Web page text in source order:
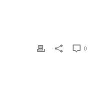
0